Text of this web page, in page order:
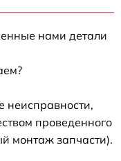
нами детали
неисправности,
проведенного
монтаж запчасти).